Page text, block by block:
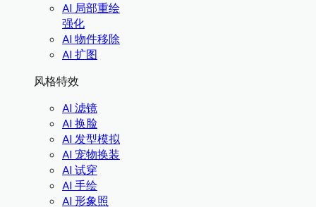
AI 局部重绘
强化
AI 物件移除
AI 扩图
风格特效
AI 滤镜
AI 换脸
AI 发型模拟
AI 宠物换装
AI 试穿
AI 手绘
AI 形象照